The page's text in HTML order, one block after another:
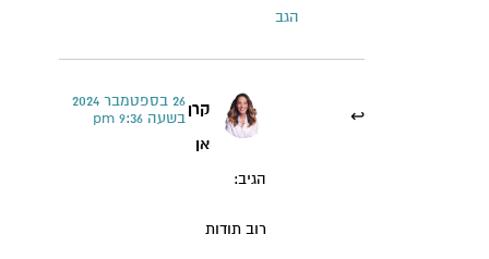
הגב
קרן
אן
הגיב:
26 בספטמבר 2024
בשעה 9:36 pm
רוב תודות